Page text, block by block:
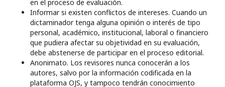
en el proceso de evaluación.
Informar si existen conflictos de intereses. Cuando un
dictaminador tenga alguna opinión o interés de tipo
personal, académico, institucional, laboral o financiero
que pudiera afectar su objetividad en su evaluación,
debe abstenerse de participar en el proceso editorial.
Anonimato. Los revisores nunca conocerán a los
autores, salvo por la información codificada en la
plataforma OJS, y tampoco tendrán conocimiento